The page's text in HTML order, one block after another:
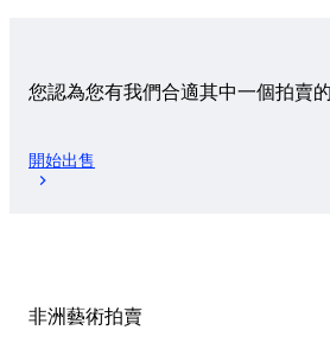
您認為您有我們合適其中一個拍賣
開始出售
非洲藝術拍賣